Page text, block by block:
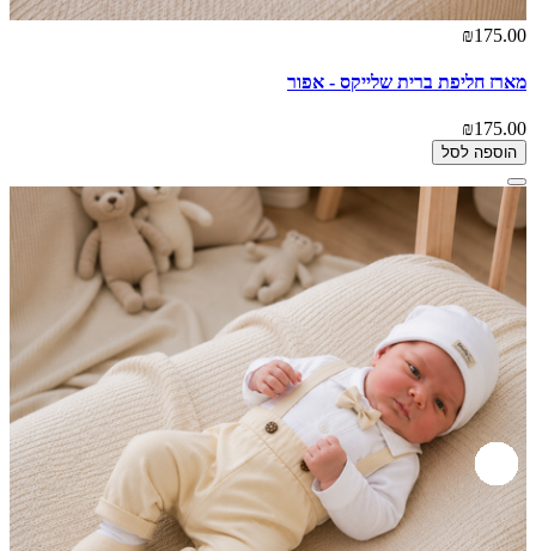
₪175.00
מארז חליפת ברית שלייקס - אפור
₪175.00
הוספה לסל